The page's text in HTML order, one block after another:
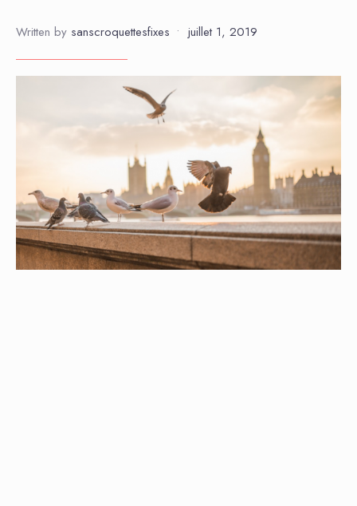
Written by sanscroquettesfixes • juillet 1, 2019